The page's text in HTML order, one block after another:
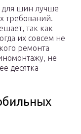
для шин лучше
требований.
так как
их совсем не
ремонта
не
десятка